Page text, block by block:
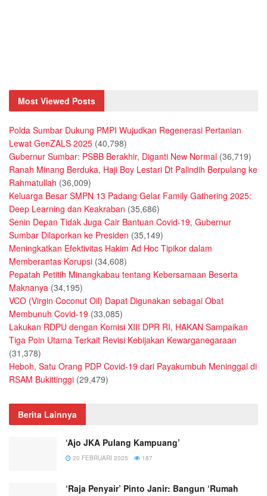
Most Viewed Posts
Polda Sumbar Dukung PMPI Wujudkan Regenerasi Pertanian
Lewat GenZALS 2025 (40,798)
Gubernur Sumbar: PSBB Berakhir, Diganti New Normal (36,719)
Ranah Minang Berduka, Haji Boy Lestari Dt Palindih Berpulang ke
Rahmatullah (36,009)
Keluarga Besar SMPN 13 Padang Gelar Family Gathering 2025:
Deep Learning dan Keakraban (35,686)
Senin Depan Tidak Juga Cair Bantuan Covid-19, Gubernur
Sumbar Dilaporkan ke Presiden (35,149)
Meningkatkan Efektivitas Hakim Ad Hoc Tipikor dalam
Memberantas Korupsi (34,608)
Pepatah Petitih Minangkabau tentang Kebersamaan Beserta
Maknanya (34,195)
VCO (Virgin Coconut Oil) Dapat Digunakan sebagai Obat
Membunuh Covid-19 (33,085)
Lakukan RDPU dengan Komisi XIII DPR RI, HAKAN Sampaikan
Tiga Poin Utama Terkait Revisi Kebijakan Kewarganegaraan
(31,378)
Heboh, Satu Orang PDP Covid-19 dari Payakumbuh Meninggal di
RSAM Bukittinggi (29,479)
Berita Lainnya
‘Ajo JKA Pulang Kampuang’
20 FEBRUARI 2025 187
‘Raja Penyair’ Pinto Janir: Bangun ‘Rumah